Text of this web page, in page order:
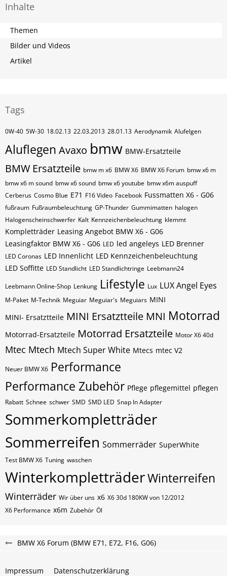
Inhalte
Themen
Bilder und Videos
Artikel
Tags
0W-40 5W-30 18.02.13 22.03.2013 28.01.13 Aerodynamik Alufelgen
Aluflegen Avaxo bmw BMW-Ersatzteile
BMW Ersatzteile bmw m x6 BMW X6 BMW X6 Forum bmw x6 m
bmw x6 m sound bmw x6 sound bmw x6 youtube bmw x6m auspuff
Cerberus Cosmo Blue E71 F16 Video Facebook Fussmatten X6 - G06
fußraum Fußraumbeleuchtung GP-Thunder Gummimatten halogen
Halogenscheinschwerfer Kalt Kennzeichenbeleuchtung klemmt
Kompletträder Leasing Angebot BMW X6 - G06
Leasingfaktor BMW X6 - G06 LED led angeleys LED Brenner
LED Coronas LED Innenlicht LED Kennzeichenbeleuchtung
LED Soffitte LED Standlicht LED Standlichtringe Leebmann24
Leebmann Online-Shop Lenkung Lifestyle Lux LUX Angel Eyes
M-Paket M-Technik Meguiar Meguiar's Meguiars MINI
MINI- Ersatztteile MINI Ersatztteile MNI Motorrad
Motorrad-Ersatzteile Motorrad Ersatzteile Motor X6 40d
Mtec Mtech Mtech Super White Mtecs mtec V2
Neuer BMW X6 Performance
Performance Zubehör Pflege pflegemittel pflegen
Rabatt Schnee schwer SMD SMD LED Snap In Adapter
Sommerkompletträder
Sommerreifen Sommerräder SuperWhite
Test BMW X6 Tuning waschen
WinterkompletträderWinterreifen
Winterräder Wir über uns x6 X6 30d 180KW von 12/2012
X6 Performance x6m Zubehör Öl
BMW X6 Forum (BMW E71, E72, F16, G06)
Impressum Datenschutzerklärung